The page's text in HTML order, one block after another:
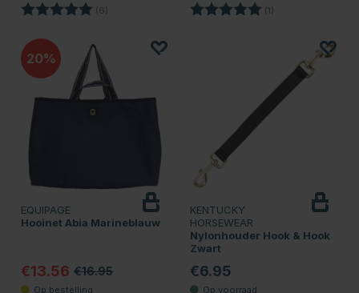
Beoordeling: (6) Beoordeling: (1)
20
EQUIPAGE
Hooinet Abia Marineblauw
€13.56 €16.95
KENTUCKY
HORSEWEAR
Nylonhouder Hook & Hook
Zwart
€6.95